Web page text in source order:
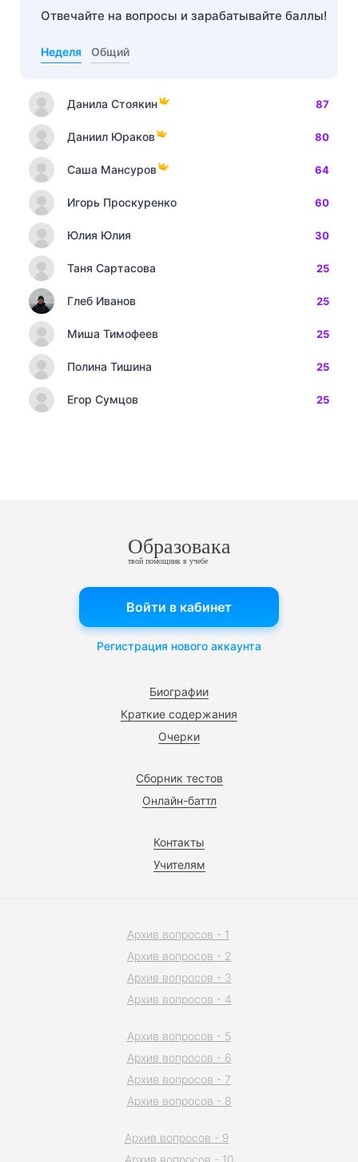
Отвечайте на вопросы и зарабатывайте баллы!
Неделя Общий
Данила Стоякин 87
Даниил Юраков 80
Саша Мансуров 64
Игорь Проскуренко 60
Юлия Юлия 30
Таня Сартасова 25
Глеб Иванов 25
Миша Тимофеев 25
Полина Тишина 25
Егор Сумцов 25
Образовака
твой помощник в учебе
Биографии
Краткие содержания
Очерки
Сборник тестов
Онлайн-баттл
Контакты
Учителям
Войти в кабинет
Регистрация нового аккаунта
Архив вопросов - 1
Архив вопросов - 2
Архив вопросов - 3
Архив вопросов - 4
Архив вопросов - 5
Архив вопросов - 6
Архив вопросов - 7
Архив вопросов - 8
Архив вопросов - 9
Архив вопросов - 10